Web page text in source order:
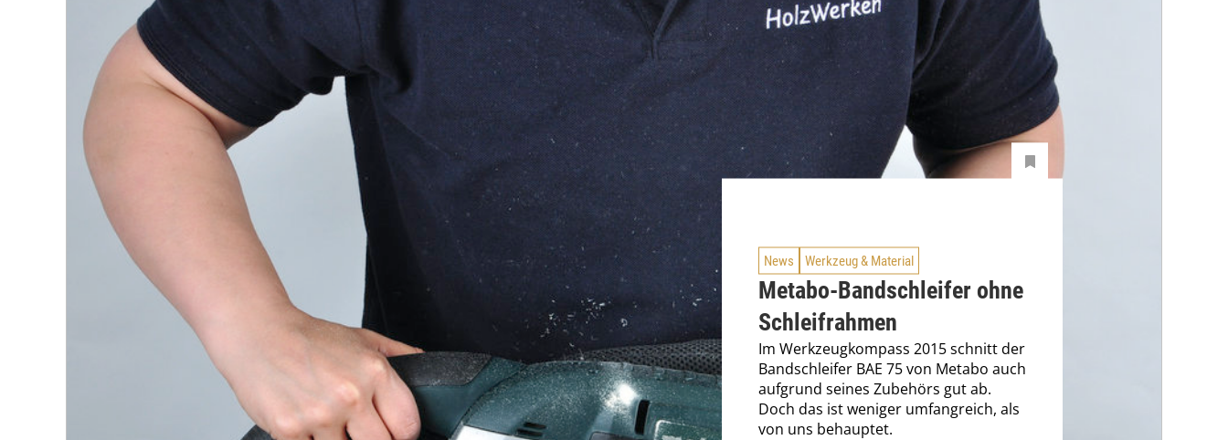
News Werkzeug & Material
Metabo-Bandschleifer ohne
Schleifrahmen
Im Werkzeugkompass 2015 schnitt der
Bandschleifer BAE 75 von Metabo auch
aufgrund seines Zubehörs gut ab.
Doch das ist weniger umfangreich, als
von uns behauptet.